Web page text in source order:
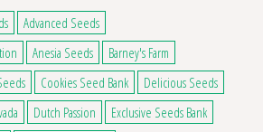
Advanced Seeds
Anesia Seeds
Barney's Farm
Cookies Seed Bank
Delicious Seeds
Dutch Passion
Exclusive Seeds Bank